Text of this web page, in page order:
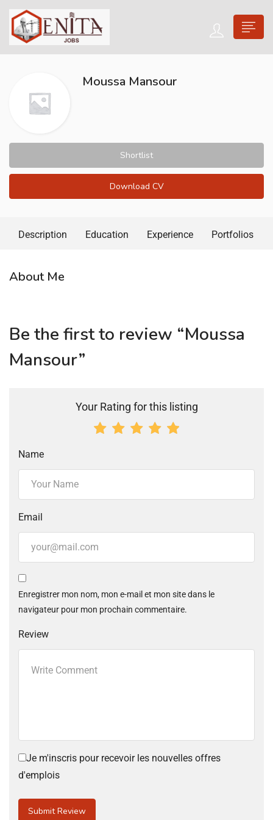
Moussa Mansour
Shortlist
Download CV
Description Education Experience Portfolios
About Me
Be the first to review “Moussa
Mansour”
Your Rating for this listing
Name
Email
Enregistrer mon nom, mon e-mail et mon site dans le
navigateur pour mon prochain commentaire.
Review
Je m'inscris pour recevoir les nouvelles offres
d'emplois